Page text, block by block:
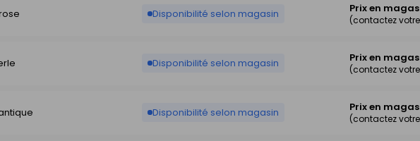
Disponibilité selon magasin Prix en
(contactez
Disponibilité selon magasin Prix en
(contactez
Disponibilité selon magasin Prix en
(contactez